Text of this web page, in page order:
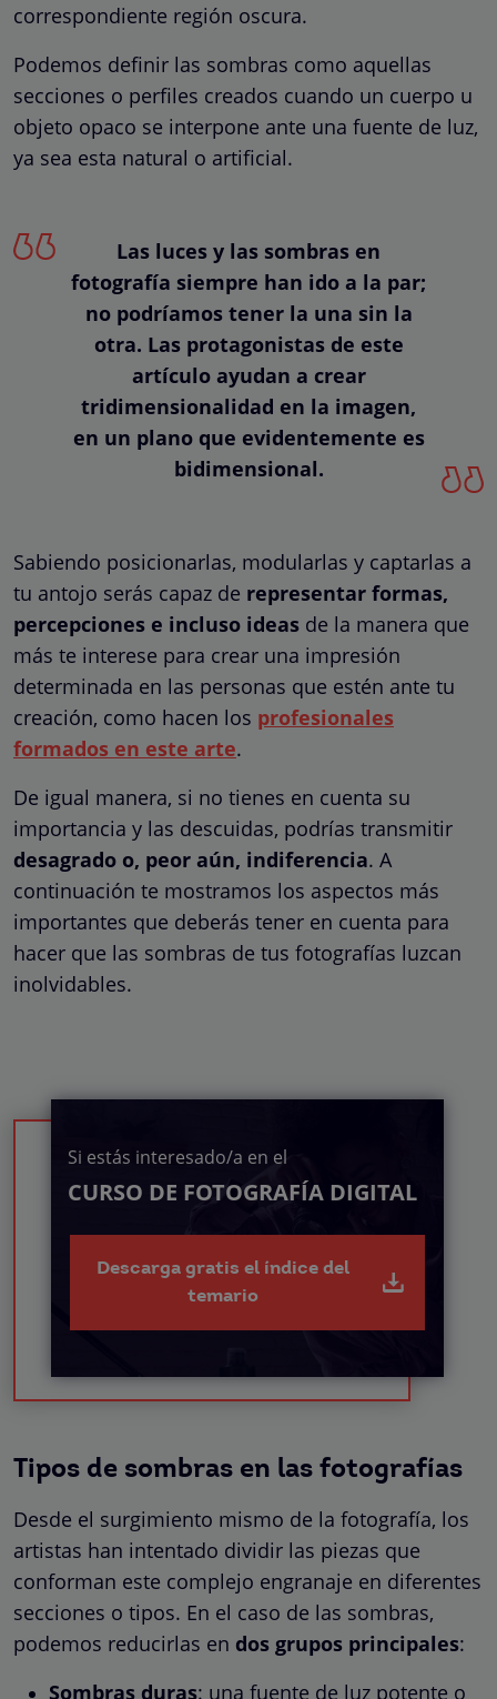
correspondiente región oscura.
Podemos definir las sombras como aquellas
secciones o perfiles creados cuando un cuerpo u
objeto opaco se interpone ante una fuente de luz,
ya sea esta natural o artificial.
Las luces y las sombras en
fotografía siempre han ido a la par;
no podríamos tener la una sin la
otra. Las protagonistas de este
artículo ayudan a crear
tridimensionalidad en la imagen,
en un plano que evidentemente es
bidimensional.
Sabiendo posicionarlas, modularlas y captarlas a
tu antojo serás capaz de representar formas,
percepciones e incluso ideas de la manera que
más te interese para crear una impresión
determinada en las personas que estén ante tu
creación, como hacen los profesionales
formados en este arte.
De igual manera, si no tienes en cuenta su
importancia y las descuidas, podrías transmitir
desagrado o, peor aún, indiferencia. A
continuación te mostramos los aspectos más
importantes que deberás tener en cuenta para
hacer que las sombras de tus fotografías luzcan
inolvidables.
Si estás interesado/a en el
CURSO DE FOTOGRAFÍA DIGITAL
Descarga gratis el índice del
temario
Tipos de sombras en las fotografías
Desde el surgimiento mismo de la fotografía, los
artistas han intentado dividir las piezas que
conforman este complejo engranaje en diferentes
secciones o tipos. En el caso de las sombras,
podemos reducirlas en dos grupos principales:
Sombras duras: una fuente de luz potente o